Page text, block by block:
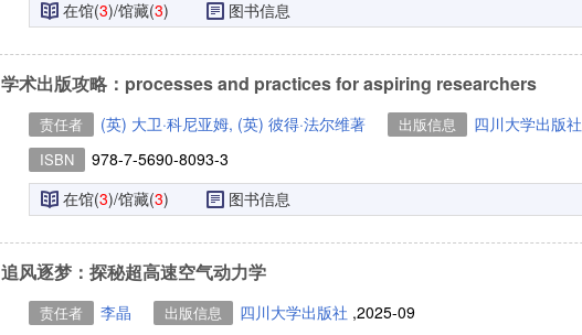
在馆(3)/馆藏(3) 图书信息
学术出版攻略：processes and practices for aspiring researchers
责任者 (英) 大卫·科尼亚姆, (英) 彼得·法尔维著 出版信息 四川大学出版社
ISBN
978-7-5690-8093-3
在馆(3)/馆藏(3) 图书信息
追风逐梦：探秘超高速空气动力学
责任者 李晶 出版信息 四川大学出版社 ,2025-09